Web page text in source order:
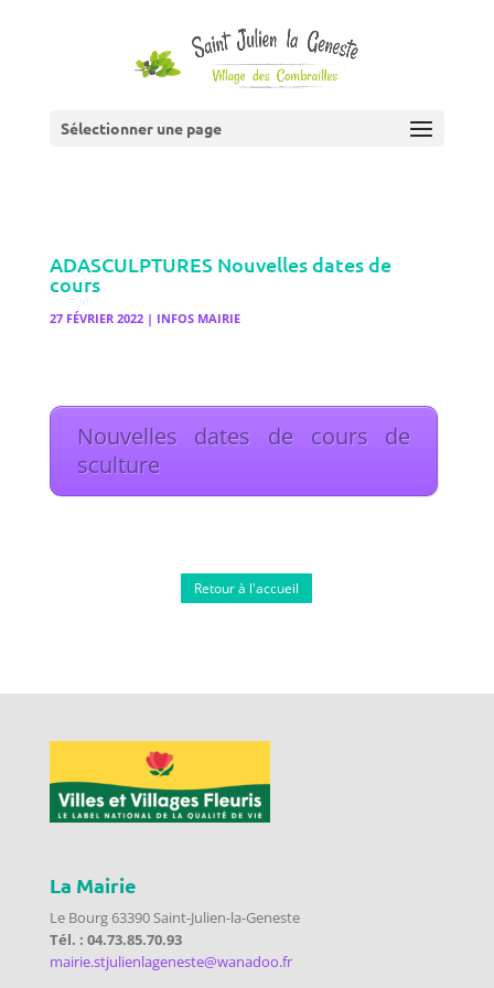
Sélectionner une page
ADASCULPTURES Nouvelles dates de
cours
27 FÉVRIER 2022| INFOS MAIRIE
Nouvelles dates de cours de
sculture
Retour à l'accueil
La Mairie
Le Bourg 63390 Saint-Julien-la-Geneste
Tél. : 04.73.85.70.93
mairie.stjulienlageneste@wanadoo.fr